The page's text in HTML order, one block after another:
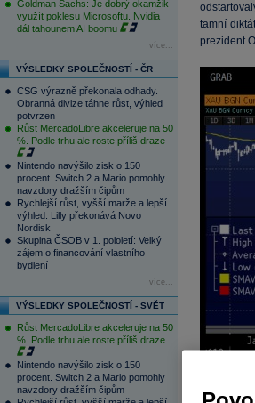
Goldman Sachs: Je dobrý okamžik
využít poklesu Microsoftu. Nvidia
dál tahounem AI boomu
více...
VÝSLEDKY SPOLEČNOSTÍ - ČR
CSG výrazně překonala odhady.
Obranná divize táhne růst, výhled
potvrzen
Růst MercadoLibre akceleruje na 50
%. Podle trhu ale roste příliš draze
Nintendo navýšilo zisk o 150
procent. Switch 2 a Mario pomohly
navzdory dražším čipům
Rychlejší růst, vyšší marže a lepší
výhled. Lilly překonává Novo
Nordisk
Skupina ČSOB v 1. pololetí: Velký
zájem o financování vlastního
bydlení
více...
VÝSLEDKY SPOLEČNOSTÍ - SVĚT
Růst MercadoLibre akceleruje na 50
%. Podle trhu ale roste příliš draze
Nintendo navýšilo zisk o 150
procent. Switch 2 a Mario pomohly
navzdory dražším čipům
tamní
prezident